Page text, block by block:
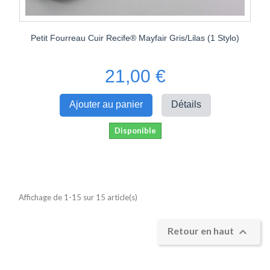
Petit Fourreau Cuir Recife® Mayfair Gris/Lilas (1 Stylo)
21,00 €
Ajouter au panier Détails
Disponible
Affichage de 1-15 sur 15 article(s)
Retour en haut 